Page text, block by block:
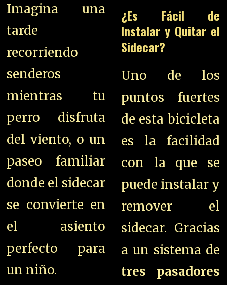
Imagina una
tarde
recorriendo
senderos
mientras tu
perro disfruta
del viento, o un
paseo familiar
donde el sidecar
se convierte en
el asiento
perfecto para
un niño.
¿Es Fácil de
Instalar y Quitar el
Sidecar?
Uno de los
puntos fuertes
de esta bicicleta
es la facilidad
con la que se
puede instalar y
remover el
sidecar. Gracias
a un sistema de
tres pasadores